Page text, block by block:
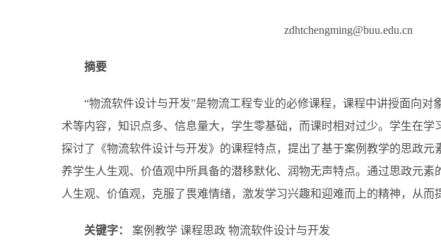
zdhtchengming@buu.edu.cn
摘要
“物流软件设计与开发”是物流工程专业的必修课程，课程中讲授面向对
术等内容，知识点多、信息量大，学生零基础，而课时相对过少。学生在学
探讨了《物流软件设计与开发》的课程特点，提出了基于案例教学的思政元
养学生人生观、价值观中所具备的潜移默化、润物无声特点。通过思政元素
人生观、价值观，克服了畏难情绪，激发学习兴趣和迎难而上的精神，从而
关键字： 案例教学 课程思政 物流软件设计与开发